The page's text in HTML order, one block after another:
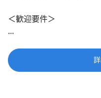
＜歓迎要件＞